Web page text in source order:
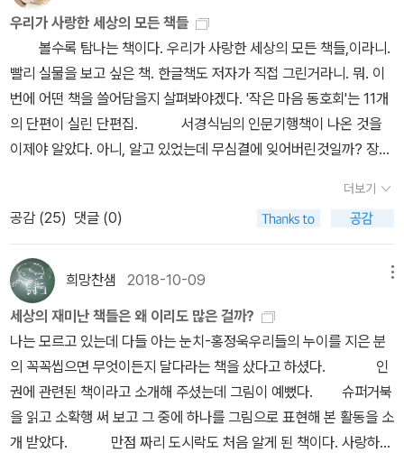
감독의 영화 스토커stoker와 유사한 <다윈 영의 악의 기원>속 다윈
은 '타락'보다는 '성장기'와 같은 당연한 수순을 밟아 나간다. 우리 역
시 사회의 '추악함'과 스스로가 누리는, 혹은 누리지 못하는 '기득권'을
절감하며 어른이 된다. 다윈이 어른이 되고, 소년기가 완전히 끝난 것
처럼 보이면서 소설은 끝을 맺는다. 단순히 '성장'이라는 모티프만 놓
고 보자면, 소년으로 남은 레오와 훌쩍 어른으로 변모해버린 다윈 중
것, 진실을 밝히는 것과 관용을 베푸는 것(혹은 싹을 잘라내는 것). 1
지구와 프라임 스쿨에 요구되는 것은 무엇인가? 청소년 소설이라 단
언하기에는 성인인 우리에게도 많은 질문거리를 던져주는 박지리 작
가님의 <다윈 영의 악의 기원>을 제발 읽어주시기를 바라면서 이 글
을 마친다.
것을 잃지 않겠다는 이기심은 한 개인의 삶도 바꾸지만 사회 전체의
링크는 무엇일까, 그리고 다윈의 진화는 어느 방향으로 이루어진 걸
까. 이 책에는 네 가지 이야기가 담겨 있다. 각각 모두 서늘하고 재미
있는데 그 중에 가장 미스테리 스릴러라 불릴 만한 이야기는 <오버
랩, 오버랩 나이프>이다.단편 드라마로도 제작된 이 이야기는 신 또
는 악마란 존재하는가, 삶은 정해진 것일까라는 의문을 던진다. 엄마
와 자신에게 폭력을 휘둘러 온 아버지. 죽음의 순간, 아들은 누군가의
속삭임을 듣고 엄마가 아버지를 만나지 못하게 하려고 과거로 간다.
구였을까.'사랑'이라는 이름으로 자행되는 폭력은 너무 잔인했다. 폭
력에 길들여진 사람들은 그것이 사랑인 줄 알았고 벗어나지 못했다.
사랑하는 사람을 구하기 위한 일들이 결국 그 사람을 죽음으로 몰아
갔다. 2. 역사 미스터리 통일신라 신문왕이 통치하던 시절, 오빠인 자
은을 대신하여 자은이 된 미은은 당나라로 유학 갔다 금성으로 돌아
오게 되었다. 돌아오는 배 안에서 살인사건이 일어나고 '설자은'은 살
인사건을 해결하며 조금씩 왕의 눈에 들게 되는데...배에서 '주운' 망
국의 백성인 목인곤과 함께 금성에서 일어나는 미스터리한 사건들을
을 사봤다.한국 소설도 좀 읽어야 할 것 같아서 <광인>을 구매했다.
같은 작가가 쓴 <사랑의 이해>는 드라마로 만들어졌다고 한다. 그 드
라마 제목은 들어봤는데 소설이 원작인지는 몰랐다. 이거 다 읽고 나
면 그 책도 읽어봐야겠다. 요즘에 책 살 때 자꾸만 출판사를 유심히 들
여다보게 된다. 민음사랑 문학동네는 워낙 구독 서비스에 잘 안 들어
오기 때문에 읽고 싶은 책이 민음사나 문동이면 구독 플랫폼에 올라
전자책 구독 서비스는 양날의 검이다. 구독 플랫폼에서 홍보 효과를
누릴 수도 있지만 반대로 구독 서비스에 들어올 거라는 생각 때문에
책을 안 사고 버티기도 한다. 전자책을 이용하는 나 같은 독자들에게
는 밀리나 크레마 북클럽 같은 구독 서비스는 한줄기 단비와도 같지
만 실질적으로 출판 산업에 어떤 영향을 끼치는지 궁금하기는 하다.
(<광인>은 민음사에서 나온 책이다.) 요즘 한자 공부하는 게 재미있
다. 중고등학교 때는 한자 과목이 그렇게도 싫었는데 책 읽는 걸 좋아
하게 되고 여러가지 단어들의 뜻을 좀더 예민하게 분류해보고 싶어지
면서부터 한자가 재밌어졌다. 이 책은 평이 상당히 좋길래 보관함에
담아두었다가 연휴 전에 적립금 털면서 샀다. 이 책은 표지 색깔이 참
예쁜데 흑백 전자책 리더기에 가둬두어야만 한다는 사실이 슬프다.
미로운 상황을 다루는 <샤베르 대령>은 <베르타 이슬라>가 모티브
를 가져오는 중요한 참고 자료이다. 셰익스피어의 <헨리 5세>에서
찾는 모티브는 누군가(가령 스파이가) 자신의 신원을 감추고 다른 사
람을 대하는 게 어떠한 이유로든 정당화될 수 있는가의 질문이다. 스
파이 신분을 숨기고 사랑하는 사람과 살아가는 게, 그게 공적으로 꼭
필요한 일일 수는 있어도, 사적으로는 정당화가 될 수 없다는 것이다.
이러한 상황은 <애착 효과>의 '회피형'에 해당하는 사람들이 (스파이
가 아니더라도) 겪는 상황이다. <샤베르 대령>과 다르게 <헨리 5세
>는 <리처드 2세>부터 읽어야 한다. 3. <에밀리 디킨슨 시 선집>은
알아들을 수 있는 시를 읽으려고 하는데 다행히도 김혜순 시인의 20
00년대 전후 작품은 알아 들을 수 있었다. 지금 읽는 <한 잔의 붉은
거울>은 사랑 시집이다.4. <0원으로 사는 삶>과 관련해서 경향신문
의 기사 <7만평 숲과 더불어 사는 삶>이라는 기사를 공유하고 싶
다. https://www.khan.co.kr/life/life-general/article/202304
2816000015. 올해 접한 인상적인 결말로 <다윈 영의 악의 기원>
과 <성난 사람들 Beef>를 뽑고 싶다. 개인적으로는 둘 다 화해를 다
루고 있다고 생각한다. 하나는 봉합이고 다른 하나는 끝까지 가서 해
우리가 사랑한 세상의 모든 책들
볼수록 탐나는 책이다. 우리가 사랑한 세상의 모든 책들,이라니.
빨리 실물을 보고 싶은 책. 한글책도 저자가 직접 그린거라니. 뭐. 이
번에 어떤 책을 쓸어담을지 살펴봐야겠다. '작은 마음 동호회'는 11개
의 단편이 실린 단편집. 서경식님의 인문기행책이 나온 것을
이제야 알았다. 아니, 알고 있었는데 무심결에 잊어버린것일까? 장바
전에 나온 세로쓰기 세계문학책들을 정리해야겠다. 아버지가 보시던
책이라 무심코 책장에 넣어뒀는데 요번에 봤더니 르 클레지오, 존 업
다이크... 아, 내가 갖고 있는 세계문학책들이! 세계사상전집도 엄청
훌륭한 책들인데 아무래도 이제 읽기에는 무리인 듯 하여 이번 기회
에 정리를 해야할 듯 하다. 그렇게 되면 책장에 새로 꽂아넣을 수 있는
책이 백여권쯤 되려나? 아, 이러면 또 새 책이 늘어날텐데. 책을 구입
하지 않고 도서관을 이용할 수 있으면 좋으련만. 걸어서 가는 도서관
이 안되면 차타고 가는 도서관이라도 찾아가야 하려나. 이제는 정말
슬슬 심각하게 고민을 해 봐야 해. 처음엔 관심없었는데
이제 새삼 관심이 가는 책들이 몇 권 눈에 띈다. 환타지 없는 여행,은
뭔가 했는데 인도 여행 가이드북을 쓴 사람이 환타,라네.환타지여행.
더보기
공감 (25) 댓글 (0)
희망찬샘 2018-10-09
세상의 재미난 책들은 왜 이리도 많은 걸까?
나는 모르고 있는데 다들 아는 눈치-홍정욱우리들의 누이를 지은 분
의 꼭꼭씹으면 무엇이든지 달다라는 책을 샀다고 하셨다. 인
권에 관련된 책이라고 소개해 주셨는데 그림이 예뻤다. 슈퍼거북
을 읽고 소확행 써 보고 그 중에 하나를 그림으로 표현해 본 활동을 소
개 받았다. 만점 짜리 도시락도 처음 알게 된 책이다. 사랑하는